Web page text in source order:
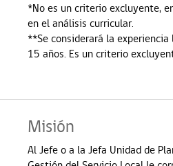
*No es un criterio excluyente,
en el análisis curricular.
**Se considerará la
15 años. Es un criterio
Misión
Al Jefe o a la Jefa Unidad de